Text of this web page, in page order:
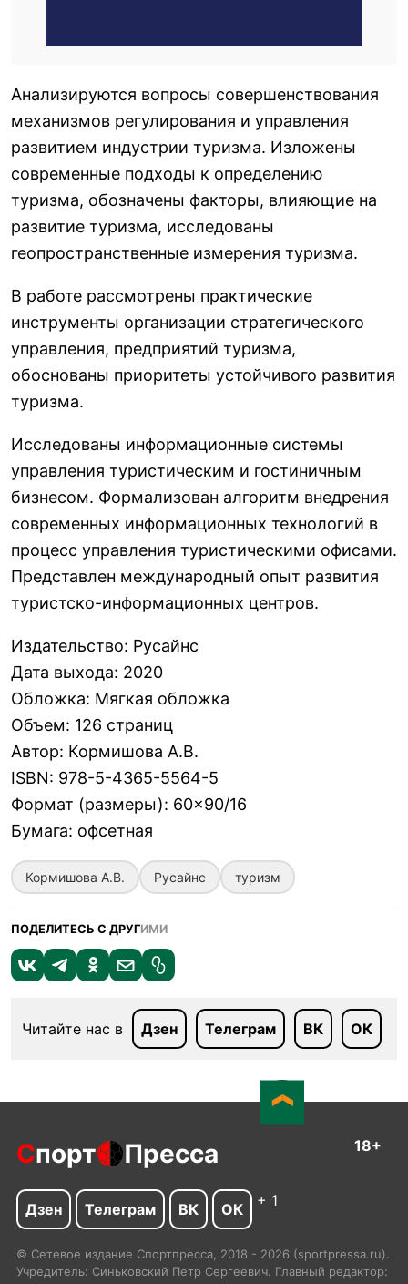
Анализируются вопросы совершенствования
механизмов регулирования и управления
развитием индустрии туризма. Изложены
современные подходы к определению
туризма, обозначены факторы, влияющие на
развитие туризма, исследованы
геопространственные измерения туризма.
В работе рассмотрены практические
инструменты организации стратегического
управления, предприятий туризма,
обоснованы приоритеты устойчивого развития
туризма.
Исследованы информационные системы
управления туристическим и гостиничным
бизнесом. Формализован алгоритм внедрения
современных информационных технологий в
процесс управления туристическими офисами.
Представлен международный опыт развития
туристско-информационных центров.
Издательство: Русайнс
Дата выхода: 2020
Обложка: Мягкая обложка
Объем: 126 страниц
Автор: Кормишова А.В.
ISBN: 978-5-4365-5564-5
Формат (размеры): 60×90/16
Бумага: офсетная
Кормишова А.В. Русайнс туризм
ПОДЕЛИТЕСЬ С ДРУГИМИ
Читайте нас в Дзен Телеграм ВК ОК
Спорт Пресса 18+
Дзен Телеграм ВК ОК + 1
© Сетевое издание Спортпресса, 2018 - 2026 (sportpressa.ru).
Учредитель: Синьковский Петр Сергеевич. Главный редактор: